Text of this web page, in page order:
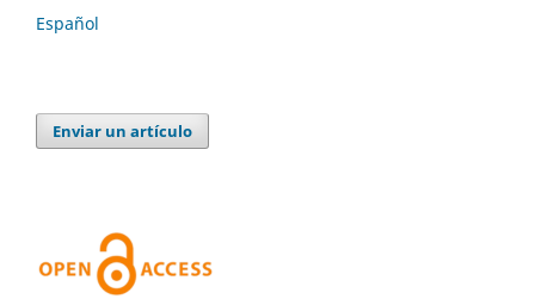
Español
Enviar un artículo